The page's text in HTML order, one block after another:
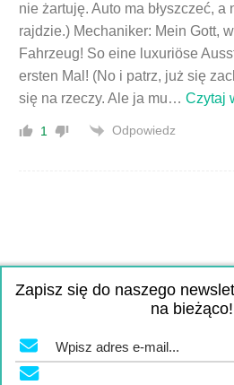
nie żartuję. Auto ma błyszczeć,
rajdzie.) Mechaniker: Mein Gott,
Fahrzeug! So eine luxuriöse
ersten Mal! (No i patrz, już się
się na rzeczy. Ale ja mu… Czytaj
1 Odpowiedz
KONTAKT
1
Zapisz się do naszego
na bieżąco!